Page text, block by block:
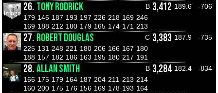
26. TONY RODRICK B 3,412 189.6
-706
179 146 187 193 197 226 218 169 246
169 188 212 180 179 165 174 171 213
27. ROBERT DOUGLAS C 3,383 187.9
-735
225 131 248 221 180 206 166 167 180
188 157 182 186 163 195 180 217 191
28.ALLAN SMITH B 3,284 182.4
-834
166 175 179 164 187 204 211 213 214
160 200 175 176 156 169 178 193 164